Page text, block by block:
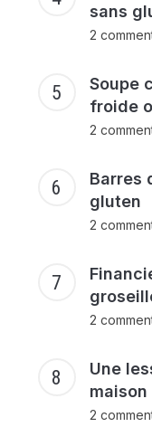
sans
2
Soupe
froide
2
Barres
gluten
2
2
Une
maison
2